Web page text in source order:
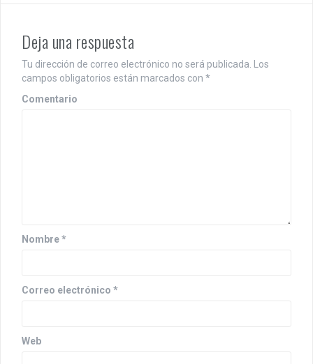
a
c
i
ó
n
r
d
Deja una respuesta
Tu dirección de correo electrónico no será publicada.
Los
campos obligatorios están marcados con *
Comentario
Nombre*
Correo electrónico *
Web